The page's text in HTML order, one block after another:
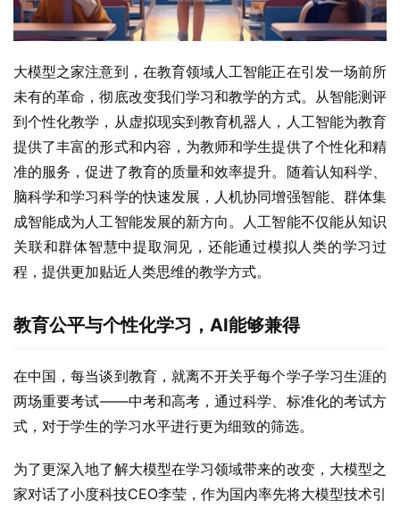
大模型之家注意到，在教育领域人工智能正在引发一场前所
未有的革命，彻底改变我们学习和教学的方式。从智能测评
到个性化教学，从虚拟现实到教育机器人，人工智能为教育
提供了丰富的形式和内容，为教师和学生提供了个性化和精
准的服务，促进了教育的质量和效率提升。随着认知科学、
脑科学和学习科学的快速发展，人机协同增强智能、群体集
成智能成为人工智能发展的新方向。人工智能不仅能从知识
关联和群体智慧中提取洞见，还能通过模拟人类的学习过
程，提供更加贴近人类思维的教学方式。
教育公平与个性化学习，AI能够兼得
在中国，每当谈到教育，就离不开关乎每个学子学习生涯的
两场重要考试——中考和高考，通过科学、标准化的考试方
式，对于学生的学习水平进行更为细致的筛选。
为了更深入地了解大模型在学习领域带来的改变，大模型之
家对话了小度科技CEO李莹，作为国内率先将大模型技术引